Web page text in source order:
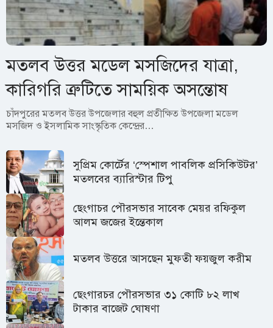
মতলব উত্তর মডেল মসজিদের যাত্রা,
কারিগরি ত্রুটিতে সাময়িক অসন্তোষ
চাঁদপুরের মতলব উত্তর উপজেলার বহুল প্রতীক্ষিত উপজেলা মডেল
মসজিদ ও ইসলামিক সাংস্কৃতিক কেন্দ্রের…
সুপ্রিম কোর্টের ‘স্পেশাল পাবলিক প্রসিকিউটর’
মতলবের ব্যারিস্টার টিপু
ছেংগাচর পৌরসভার সাবেক মেয়র রফিকুল
আলম জজের ইন্তেকাল
মতলব উত্তরে আসছেন মুফতী ফয়জুল করীম
ছেংগারচর পৌরসভার ৩১ কোটি ৮২ লাখ
টাকার বাজেট ঘোষণা